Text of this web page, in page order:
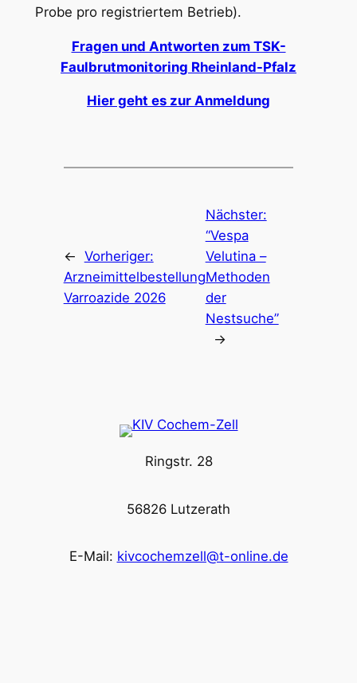
Probe pro registriertem Betrieb).
Fragen und Antworten zum TSK-
Faulbrutmonitoring Rheinland-Pfalz
Hier geht es zur Anmeldung
← Vorheriger:
Arzneimittelbestellung
Varroazide 2026
Nächster:
“Vespa
Velutina –
Methoden
der
Nestsuche”
→
Ringstr. 28
56826 Lutzerath
E-Mail: kivcochemzell@t-online.de